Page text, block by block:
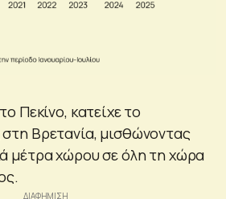
Πεκίνο, κατείχε το
Βρετανία, μισθώνοντας
μέτρα χώρου σε όλη τη χώρα